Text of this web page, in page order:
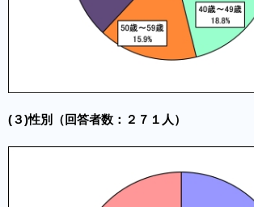
(３)性別 （回答者数：２７１人）